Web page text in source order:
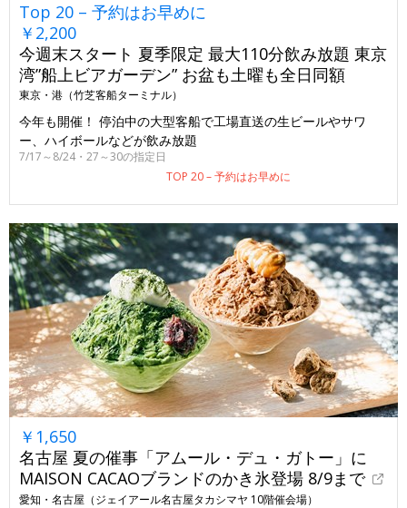
Top 20 – 予約はお早めに
￥2,200
今週末スタート 夏季限定 最大110分飲み放題 東京
湾”船上ビアガーデン” お盆も土曜も全日同額
東京・港（竹芝客船ターミナル）
今年も開催！ 停泊中の大型客船で工場直送の生ビールやサワ
ー、ハイボールなどが飲み放題
7/17～8/24・27～30の指定日
TOP 20 – 予約はお早めに
￥1,650
名古屋 夏の催事「アムール・デュ・ガトー」に
MAISON CACAOブランドのかき氷登場 8/9まで
愛知・名古屋（ジェイアール名古屋タカシマヤ 10階催会場）